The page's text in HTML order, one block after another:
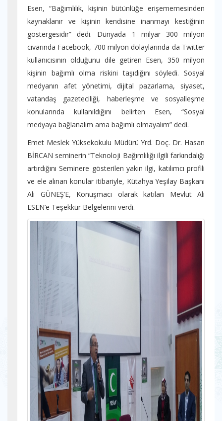
Esen, “Bağımlılık, kişinin bütünlüğe erişememesinden
kaynaklanır ve kişinin kendisine inanmayı kestiğinin
göstergesidir” dedi. Dünyada 1 milyar 300 milyon
civarında Facebook, 700 milyon dolaylarında da Twitter
kullanıcısının olduğunu dile getiren Esen, 350 milyon
kişinin bağımlı olma riskini taşıdığını söyledi. Sosyal
medyanın afet yönetimi, dijital pazarlama, siyaset,
vatandaş gazeteciliği, haberleşme ve sosyalleşme
konularında kullanıldığını belirten Esen, “Sosyal
medyaya bağlanalım ama bağımlı olmayalım” dedi.
Emet Meslek Yüksekokulu Müdürü Yrd. Doç. Dr. Hasan
BİRCAN seminerin “Teknoloji Bağımlılığı ilgili farkındalığı
artırdığını Seminere gösterilen yakın ilgi, katılımcı profili
ve ele alınan konular itibariyle, Kütahya Yeşilay Başkanı
Ali GÜNEŞ’E, Konuşmacı olarak katılan Mevlut Ali
ESEN’e Teşekkür Belgelerini verdi.